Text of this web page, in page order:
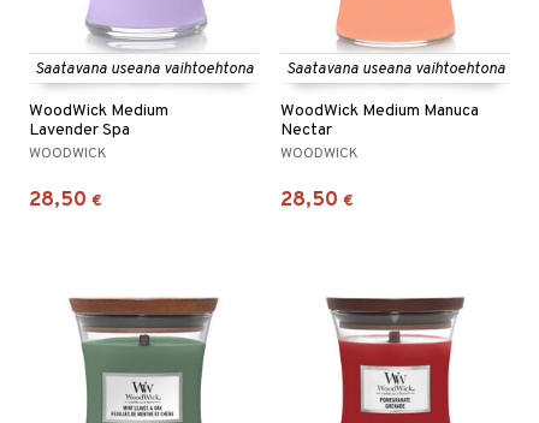
Saatavana useana vaihtoehtona
WoodWick Medium
Lavender Spa
WOODWICK
28,50 €
Saatavana useana vaihtoehtona
WoodWick Medium Manuca
Nectar
WOODWICK
28,50 €